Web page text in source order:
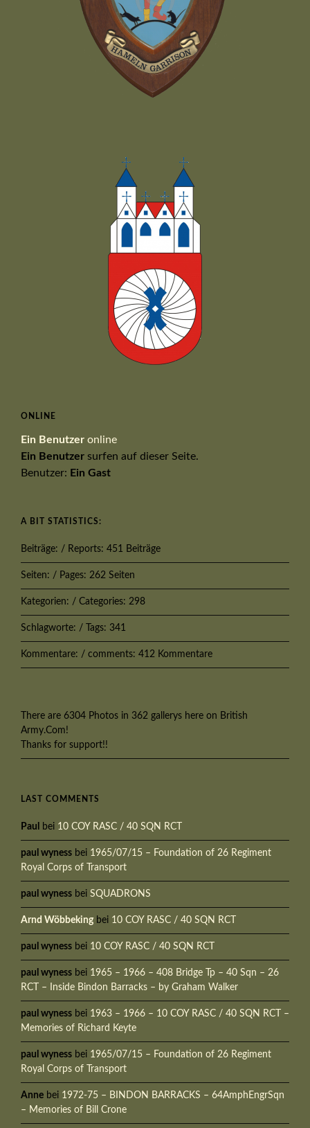
ONLINE
Ein Benutzer online
Ein Benutzer surfen auf dieser Seite.
Benutzer: Ein Gast
A BIT STATISTICS:
Beiträge: / Reports: 451 Beiträge
Seiten: / Pages: 262 Seiten
Kategorien: / Categories: 298
Schlagworte: / Tags: 341
Kommentare: / comments: 412 Kommentare
There are 6304 Photos in 362 gallerys here on British
Army.Com!
Thanks for support!!
LAST COMMENTS
Paul bei 10 COY RASC / 40 SQN RCT
paul wyness bei 1965/07/15 – Foundation of 26 Regiment
Royal Corps of Transport
paul wyness bei SQUADRONS
Arnd Wöbbekingbei 10 COY RASC / 40 SQN RCT
paul wyness bei 10 COY RASC / 40 SQN RCT
paul wyness bei 1965 – 1966 – 408 Bridge Tp – 40 Sqn – 26
RCT – Inside Bindon Barracks – by Graham Walker
paul wyness bei 1963 – 1966 – 10 COY RASC / 40 SQN RCT –
Memories of Richard Keyte
paul wyness bei 1965/07/15 – Foundation of 26 Regiment
Royal Corps of Transport
Anne bei 1972-75 – BINDON BARRACKS – 64AmphEngrSqn
– Memories of Bill Crone